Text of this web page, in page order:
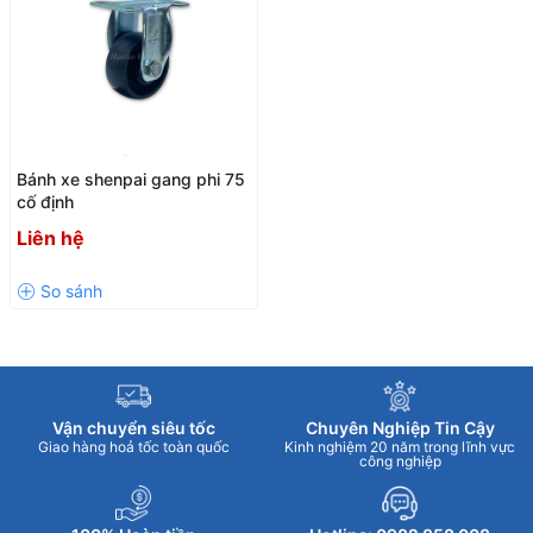
Bánh xe shenpai gang phi 75
cố định
Liên hệ
Vận chuyển siêu tốc
Giao hàng hoả tốc toàn quốc
Chuyên Nghiệp Tin Cậy
Kinh nghiệm 20 năm trong lĩnh vực
công nghiệp